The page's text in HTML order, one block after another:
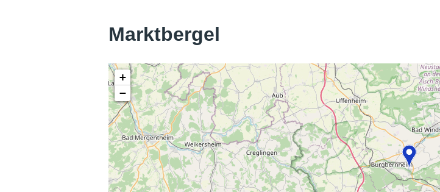
Alle Dateien
Marktbergel
+
−